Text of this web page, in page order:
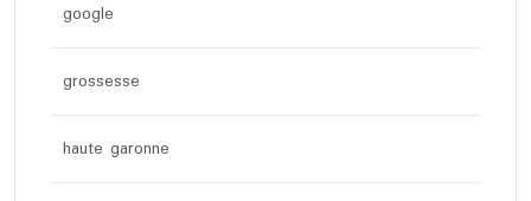
google
grossesse
haute garonne